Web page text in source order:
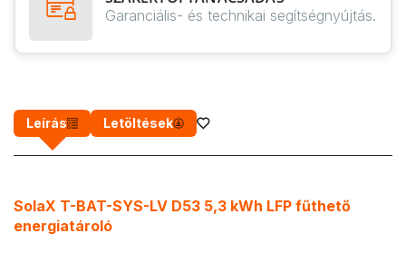
Garanciális- és technikai segítségnyújtás.
Leírás Letöltések
SolaX T-BAT-SYS-LV D53 5,3 kWh LFP fűthető
energiatároló